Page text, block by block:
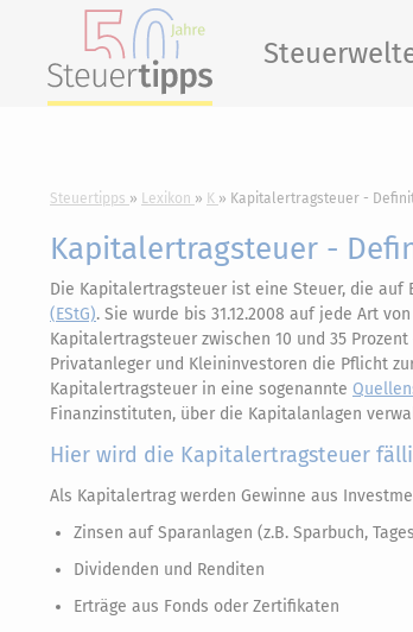
Steuertipps Lexikon K Kapitalertragsteuer -
Kapitalertragsteuer -
Die Kapitalertragsteuer ist eine Steuer, die
(EStG). Sie wurde bis 31.12.2008 auf jede Art
Kapitalertragsteuer zwischen 10 und 35
Privatanleger und Kleininvestoren die Pflicht
Kapitalertragsteuer in eine sogenannte
Finanzinstituten, über die Kapitalanlagen
Hier wird die Kapitalertragsteuer
Als Kapitalertrag werden Gewinne aus
Zinsen auf Sparanlagen (z.B. Sparbuch,
Dividenden und Renditen
Erträge aus Fonds oder Zertifikaten